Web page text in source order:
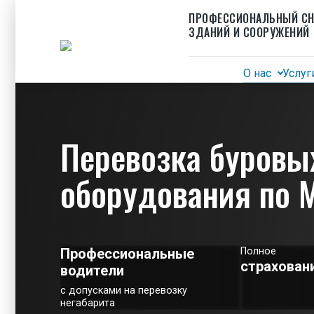
ПРОФЕССИОНАЛЬНЫЙ
ЗДАНИЙ И СООРУЖЕНИЙ
О нас
Логист
Инженер сметчик
Перевозка буровых установок и
оборудования по
Профессиональные
водители
с допусками на перевозку
негабарита
Полное